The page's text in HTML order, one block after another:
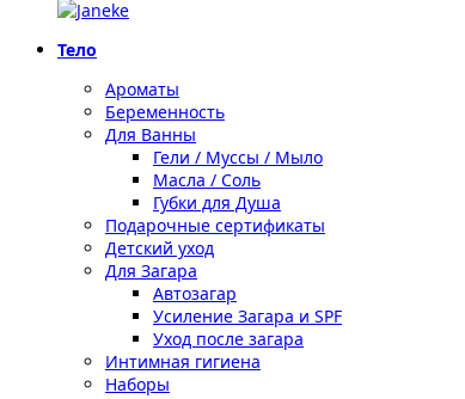
Тело
Ароматы
Беременность
Для Ванны
Гели / Муссы / Мыло
Масла / Соль
Губки для Душа
Подарочные сертификаты
Детский уход
Для Загара
Автозагар
Усиление Загара и SPF
Уход после загара
Интимная гигиена
Наборы